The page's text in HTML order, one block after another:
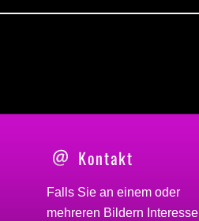
Kontakt
Falls Sie an einem oder
mehreren Bildern Interesse